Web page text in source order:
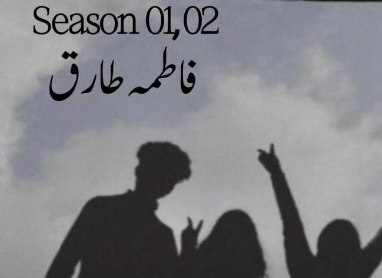
نہیں کر رہی اور وہ اسکا سامان اپنے کمرے میں لے کر جا رہا ہے۔
وہ جھٹ سے اسکے سامنے آئی اور سامان کو پکڑنے کے لیے ہاتھ بڑھایا۔
چشمش کہ کر پکارا تھا۔ میرال کی دھڑکنیں ایک پل کو رکیں۔ جلد ہی اسنے خود پر قابو پایا۔
اگے بڑھ کر اسکا ہاتھ پکڑ کر روکا۔ اور اسکا رخ اپنی طرف موڑا۔
نے بہت ہی نرم لہجے میں بولا اور اسکا ہاتھ پکڑ کر اوپر کی طرف جانے لگا۔ میرال نے جھٹکے سے ہاتھ
چھڑوایا۔
تم جیسے جھوٹے شخص سے نکاح نا کرتی” ہاتھ چھڑواتے ہی وہ غصے سے بولی۔ بلاج کے ماتھے پر بل
پڑے۔
اور مجھے سبکے سامنے جھوٹا بنا دیا۔ ” وہ بھی اسی کے انداز میں بولا تھا۔
بہت مشکل سے اپنا غصہ کنٹرول کیا۔ وہ کیسے اسے باسط کے ساتھ کمپیر کر سکتی تھی۔ وہ اگے بڑھا اور